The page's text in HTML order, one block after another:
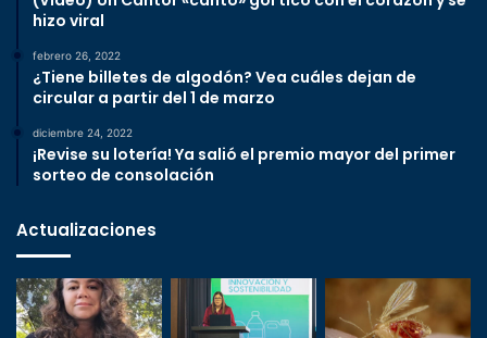
hizo viral
febrero 26, 2022
¿Tiene billetes de algodón? Vea cuáles dejan de
circular a partir del 1 de marzo
diciembre 24, 2022
¡Revise su lotería! Ya salió el premio mayor del primer
sorteo de consolación
Actualizaciones